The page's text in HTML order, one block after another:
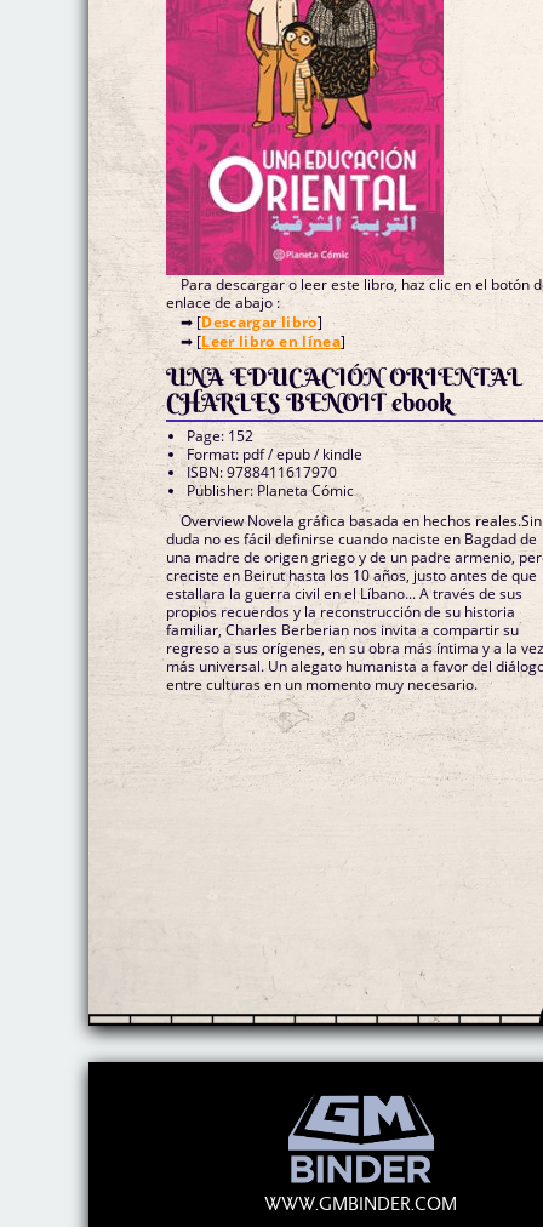
Para descargar o leer este libro, haz clic en el botón
enlace de abajo :
➡ [Descargar libro]
➡ [Leer libro en línea]
UNA EDUCACIÓN ORIENTAL
CHARLES BENOIT ebook
Page: 152
Format: pdf / epub / kindle
ISBN: 9788411617970
Publisher: Planeta Cómic
Overview Novela gráfica basada en hechos reales.Sin
duda no es fácil definirse cuando naciste en Bagdad de
una madre de origen griego y de un padre armenio,
creciste en Beirut hasta los 10 años, justo antes de que
estallara la guerra civil en el Líbano... A través de sus
propios recuerdos y la reconstrucción de su historia
familiar, Charles Berberian nos invita a compartir su
regreso a sus orígenes, en su obra más íntima y a la
más universal. Un alegato humanista a favor del
entre culturas en un momento muy necesario.
WWW.GMBINDER.COM